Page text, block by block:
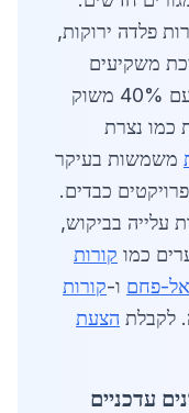
פלדה ירוקות,
משקיעים
זרים. באזור הצפון, חיפה מובילה עם 40% משוק
כמו נצרת
משמשות בעיקר
כבדים.
עלייה בביקוש,
כמו קורות
אל-פחם ו-קורות
לקבלת הצעת
עדכניים